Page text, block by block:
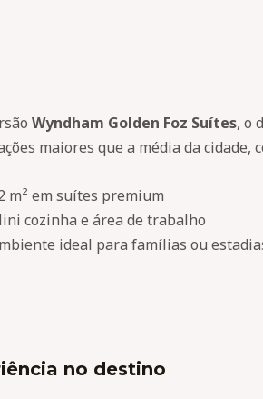
Wyndham Golden Foz Suítes, o
maiores que a média da cidade,
m² em suítes premium
cozinha e área de trabalho
ideal para famílias ou
no destino